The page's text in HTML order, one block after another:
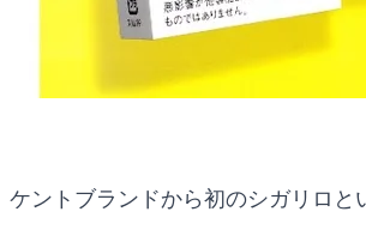
ケントブランドから初のシガリロと